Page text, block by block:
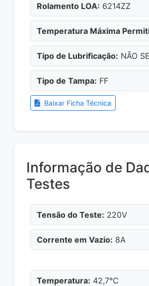
Rolamento LOA: 6214ZZ
Temperatura Máxima
Tipo de Lubrificação: NÃO
Tipo de Tampa: FF
Baixar Ficha Técnica
Informação de
Testes
Tensão do Teste: 220V
Corrente em Vazio: 8A
Temperatura: 42,7°C